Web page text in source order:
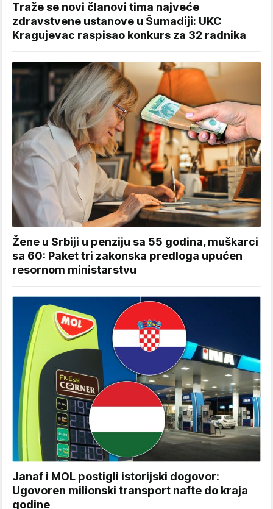
Traže se novi članovi tima najveće
zdravstvene ustanove u Šumadiji: UKC
Kragujevac raspisao konkurs za 32 radnika
Žene u Srbiji u penziju sa 55 godina, muškarci
sa 60: Paket tri zakonska predloga upućen
resornom ministarstvu
Janaf i MOL postigli istorijski dogovor:
Ugovoren milionski transport nafte do kraja
godine